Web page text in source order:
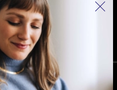
- RETHINK NEW.
MEITÄ